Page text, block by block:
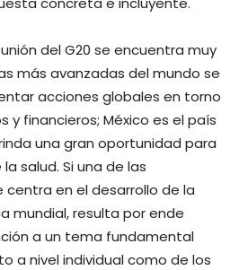
del G20 se encuentra muy
más avanzadas del mundo se
acciones globales en torno
y financieros; México es el país
una gran oportunidad para
salud. Si una de las
centra en el desarrollo de la
mundial, resulta por ende
a un tema fundamental
a nivel individual como de los